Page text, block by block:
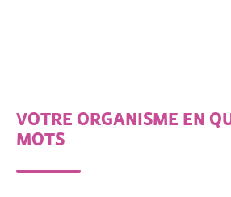
VOTRE ORGANISME EN
MOTS